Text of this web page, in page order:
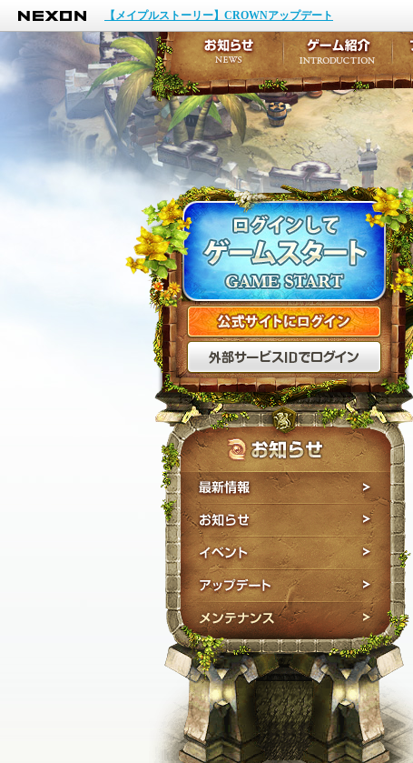
NEXON
【メイプルストーリー】CROWNアップデート
お知らせ
イベント
アップデート
メンテナンス